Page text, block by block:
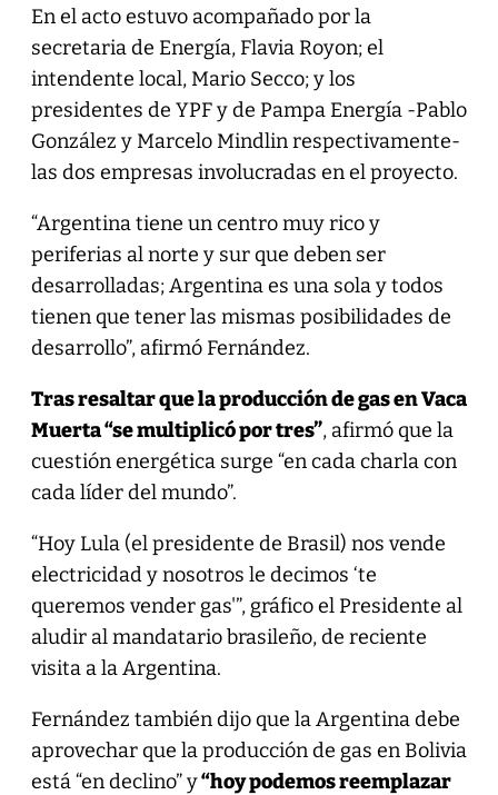
En el acto estuvo acompañado por la
secretaria de Energía, Flavia Royon; el
intendente local, Mario Secco; y los
presidentes de YPF y de Pampa Energía -Pablo
González y Marcelo Mindlin respectivamente-
las dos empresas involucradas en el proyecto.
“Argentina tiene un centro muy rico y
periferias al norte y sur que deben ser
desarrolladas; Argentina es una sola y todos
tienen que tener las mismas posibilidades de
desarrollo”, afirmó Fernández.
Tras resaltar que la producción de gas en Vaca
Muerta “se multiplicó por tres”, afirmó que la
cuestión energética surge “en cada charla con
cada líder del mundo”.
“Hoy Lula (el presidente de Brasil) nos vende
electricidad y nosotros le decimos ‘te
queremos vender gas'”, gráfico el Presidente al
aludir al mandatario brasileño, de reciente
visita a la Argentina.
Fernández también dijo que la Argentina debe
aprovechar que la producción de gas en Bolivia
está “en declino” y“hoy podemos reemplazar